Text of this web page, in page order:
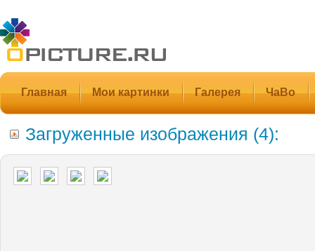
Главная Мои картинки Галерея ЧаВо
Загруженные изображения (4):